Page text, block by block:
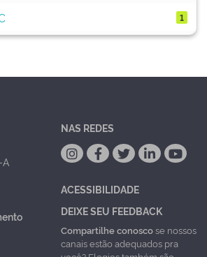
1
A
NAS REDES
ACESSIBILIDADE
DEIXE SEU FEEDBACK
Compartilhe conoscose nossos
canais estão adequados pra